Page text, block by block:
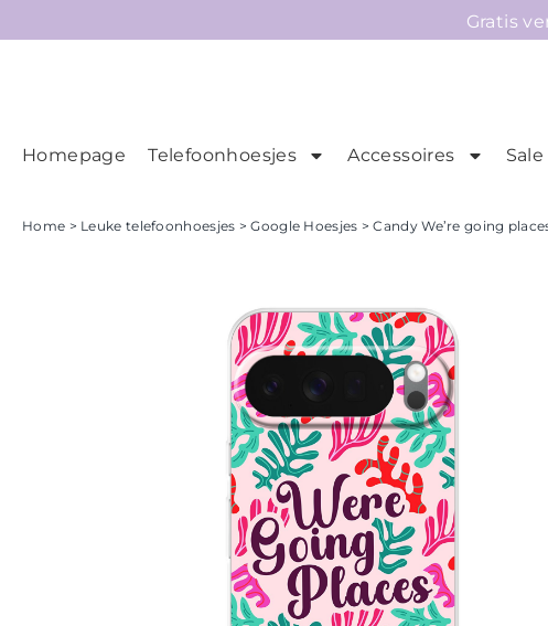
Gratis
Homepage Telefoonhoesjes Accessoires Sale
Home > Leuke telefoonhoesjes >Google Hoesjes > Candy We’re going